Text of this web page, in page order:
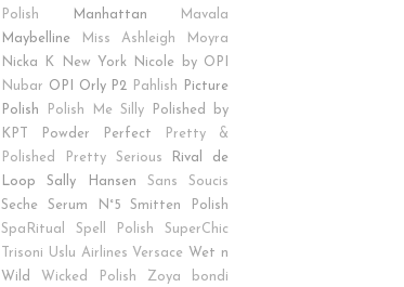
Polish
Manhattan
Mavala
Maybelline
Miss Ashleigh
Moyra
Nicka K New York
Nicole by OPI
Nubar OPI Orly P2 Pahlish
Picture
Polish
Polish Me Silly
Polished by
KPT
Powder Perfect
Pretty &
Polished
Pretty Serious
Rival de
Loop
Sally Hansen
Sans Soucis
Seche
Serum N°5
Smitten Polish
SpaRitual
Spell Polish
SuperChic
Trisoni Uslu Airlines Versace Wet n
Wild
Wicked Polish Zoya
bondi